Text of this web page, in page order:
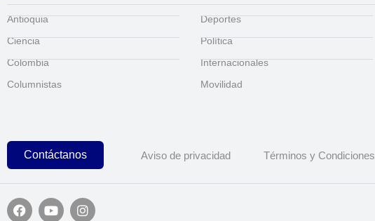
Antioquia
Ciencia
Colombia
Columnistas
Deportes
Política
Internacionales
Movilidad
Contáctanos Aviso de privacidad Términos y Condiciones